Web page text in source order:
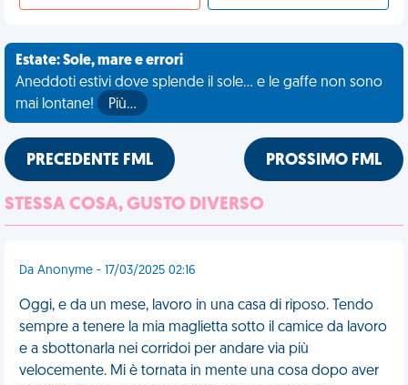
Estate: Sole, mare e errori
Aneddoti estivi dove splende il sole... e le gaffe non sono
mai lontane!
Più…
PRECEDENTE FML PROSSIMO FML
STESSA COSA, GUSTO DIVERSO
Da Anonyme - 17/03/2025 02:16
Oggi, e da un mese, lavoro in una casa di riposo. Tendo
sempre a tenere la mia maglietta sotto il camice da lavoro
e a sbottonarla nei corridoi per andare via più
velocemente. Mi è tornata in mente una cosa dopo aver